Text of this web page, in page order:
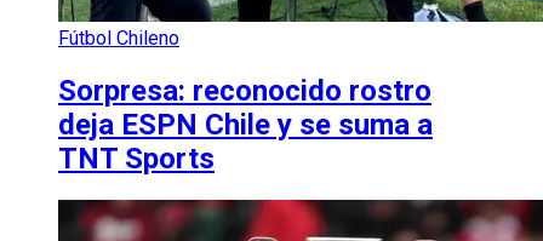
Fútbol Chileno
Sorpresa: reconocido rostro
deja ESPN Chile y se suma a
TNT Sports